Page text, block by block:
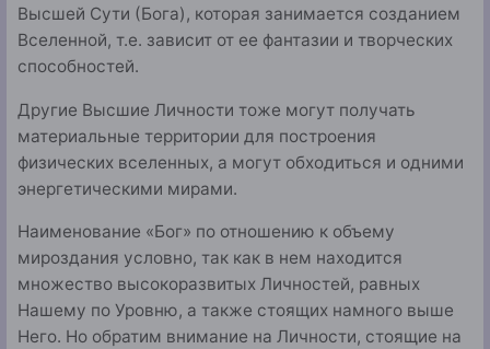
Высшей Сути (Бога), которая занимается созданием
Вселенной, т.е. зависит от ее фантазии и творческих
способностей.
Другие Высшие Личности тоже могут получать
матери­альные территории для построения
физических вселенных, а могут обходиться и одними
энергетическими мирами.
Наименование «Бог» по отношению к объему
мирозда­ния условно, так как в нем находится
множество высоко­развитых Личностей, равных
Нашему по Уровню, а также стоящих намного выше
Него. Но обратим внимание на Лич­ности, стоящие на